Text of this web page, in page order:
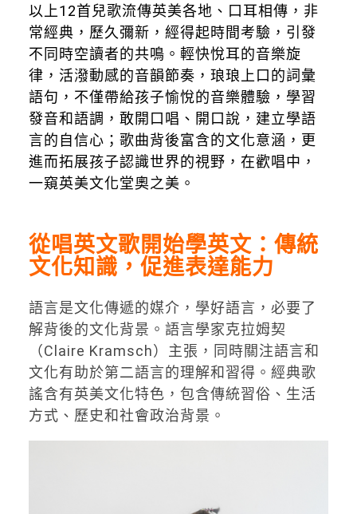
以上12首兒歌流傳英美各地、口耳相傳，非
常經典，歷久彌新，經得起時間考驗，引發
不同時空讀者的共鳴。輕快悅耳的音樂旋
律，活潑動感的音韻節奏，琅琅上口的詞彙
語句，不僅帶給孩子愉悅的音樂體驗，學習
發音和語調，敢開口唱、開口說，建立學語
言的自信心；歌曲背後富含的文化意涵，更
進而拓展孩子認識世界的視野，在歡唱中，
一窺英美文化堂奧之美。
從唱英文歌開始學英文：傳統
文化知識，促進表達能力
語言是文化傳遞的媒介，學好語言，必要了
解背後的文化背景。語言學家克拉姆契
（Claire Kramsch）主張，同時關注語言和
文化有助於第二語言的理解和習得。經典歌
謠含有英美文化特色，包含傳統習俗、生活
方式、歷史和社會政治背景。